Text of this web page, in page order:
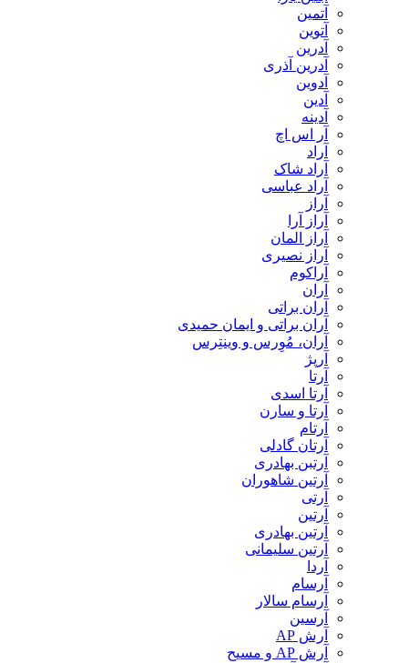
آتمین
آتوین
آدرین
آدرین آذری
آدوین
آدین
آدینه
آر اس اچ
آراد
آراد شاک
آراد عباسی
آراز
آراز آرا
آراز المان
آراز نصیری
آراکوم
آران
آران براتی
آران براتی و ایمان حمیدی
آران، مُوِرس و وینتِرس
آرپژ
آرتا
آرتا اسدی
آرتا و سارن
آرتام
آرتان گادلی
آرتبن بهادری
آرتين شاهوران
آرتی
آرتین
آرتین بهادری
آرتین سلیمانی
آردا
آرسام
آرسام سالار
آرسین
آرش AP
آرش AP و مسیح